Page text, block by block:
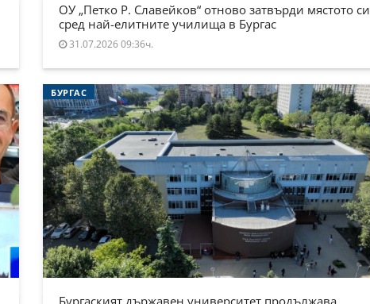
ОУ „Петко Р. Славейков“ отново затвърди мястото си
сред най-елитните училища в Бургас
31.07.2026 09:36ч.
БУРГАС